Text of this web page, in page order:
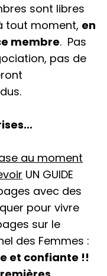
sont libres
tout moment, en
membre. Pas
pas de
au moment
UN GUIDE
pages avec des
pour vivre
sur le
des Femmes :
et confiante !!